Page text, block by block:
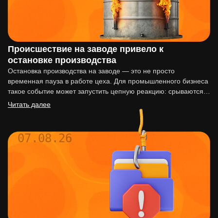
Происшествие на заводе привело к
остановке производства
Остановка производства на заводе — это не просто
временная пауза в работе цеха. Для промышленного бизнеса
такое событие может запустить цепную реакцию: срываются
сроки…
Читать далее
07.08.26